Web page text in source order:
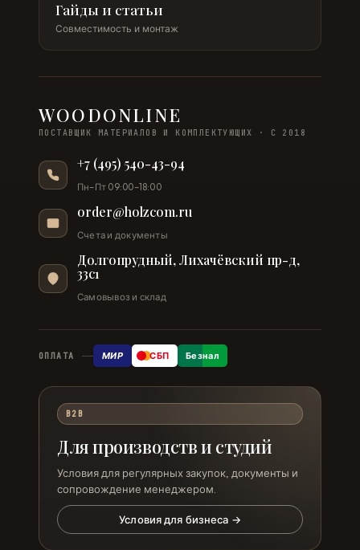
Гайды и статьи
Совместимость и монтаж
WOODONLINE
ПОСТАВЩИК МАТЕРИАЛОВ И КОМПЛЕКТУЮЩИХ · С 2018
+7 (495) 540-43-94
Пн–Пт 09:00–18:00
order@holzcom.ru
Счета и документы
Долгопрудный, Лихачёвский пр-д,
33с1
Самовывоз и склад
ОПЛАТА МИР СБП Безнал
B2B
Для производств и студий
Условия для регулярных закупок, документы и
сопровождение менеджером.
Условия для бизнеса →